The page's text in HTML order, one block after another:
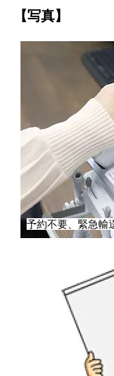
【写真】
予約不要、緊急輸